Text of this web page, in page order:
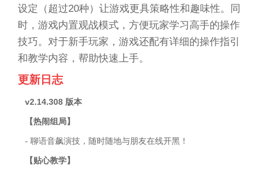
设定（超过20种）让游戏更具策略性和趣味性。同
时，游戏内置观战模式，方便玩家学习高手的操作
技巧。对于新手玩家，游戏还配有详细的操作指引
和教学内容，帮助快速上手。
更新日志
v2.14.308 版本
【热闹组局】
- 聊语音飙演技，随时随地与朋友在线开黑！
【贴心教学】